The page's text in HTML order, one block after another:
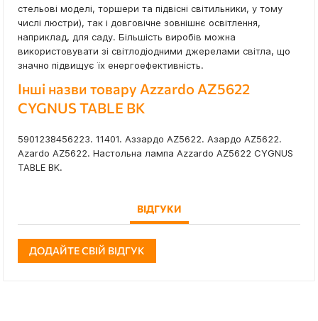
стельові моделі, торшери та підвісні світильники, у тому
числі люстри), так і довговічне зовнішнє освітлення,
наприклад, для саду. Більшість виробів можна
використовувати зі світлодіодними джерелами світла, що
значно підвищує їх енергоефективність.
Інші назви товару Azzardo AZ5622
CYGNUS TABLE BK
5901238456223. 11401. Аззардо AZ5622. Азардо AZ5622.
Azardo AZ5622. Настольна лампа Azzardo AZ5622 CYGNUS
TABLE BK.
ВІДГУКИ
ДОДАЙТЕ СВІЙ ВІДГУК